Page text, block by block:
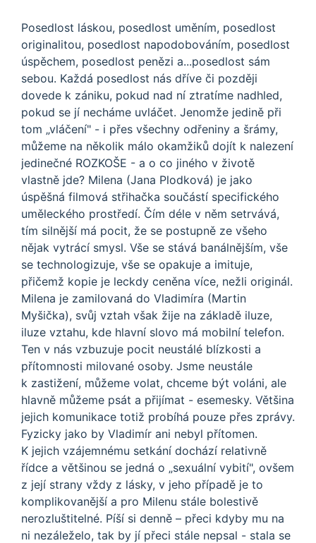
Posedlost láskou, posedlost uměním, posedlost
originalitou, posedlost napodobováním, posedlost
úspěchem, posedlost penězi a...posedlost sám
sebou. Každá posedlost nás dříve či později
dovede k zániku, pokud nad ní ztratíme nadhled,
pokud se jí necháme uvláčet. Jenomže jedině při
tom „vláčení" - i přes všechny odřeniny a šrámy,
můžeme na několik málo okamžiků dojít k nalezení
jedinečné ROZKOŠE - a o co jiného v životě
vlastně jde? Milena (Jana Plodková) je jako
úspěšná filmová střihačka součástí specifického
uměleckého prostředí. Čím déle v něm setrvává,
tím silnější má pocit, že se postupně ze všeho
nějak vytrácí smysl. Vše se stává banálnějším, vše
se technologizuje, vše se opakuje a imituje,
přičemž kopie je leckdy ceněna více, nežli originál.
Milena je zamilovaná do Vladimíra (Martin
Myšička), svůj vztah však žije na základě iluze,
iluze vztahu, kde hlavní slovo má mobilní telefon.
Ten v nás vzbuzuje pocit neustálé blízkosti a
přítomnosti milované osoby. Jsme neustále
k zastižení, můžeme volat, chceme být voláni, ale
hlavně můžeme psát a přijímat - esemesky. Většina
jejich komunikace totiž probíhá pouze přes zprávy.
Fyzicky jako by Vladimír ani nebyl přítomen.
K jejich vzájemnému setkání dochází relativně
řídce a většinou se jedná o „sexuální vybití", ovšem
z její strany vždy z lásky, v jeho případě je to
komplikovanější a pro Milenu stále bolestivě
nerozluštitelné. Píší si denně – přeci kdyby mu na
ni nezáleželo, tak by jí přeci stále nepsal - stala se